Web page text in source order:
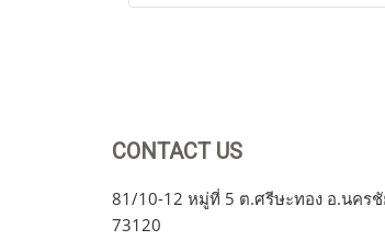
CONTACT US
81/10-12 หมู่ที่ 5 ต.ศรีษะทอง อ.นคร
73120